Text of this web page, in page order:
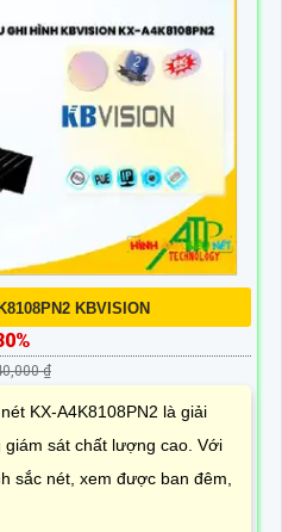
KBVISION
₫
KX-A4K8108PN2 là giải
sát chất lượng cao. Với
sắc nét, xem được ban đêm,